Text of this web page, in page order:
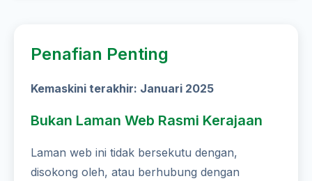
Penafian Penting
Kemaskini terakhir: Januari 2025
Bukan Laman Web Rasmi Kerajaan
Laman web ini tidak bersekutu dengan,
disokong oleh, atau berhubung dengan